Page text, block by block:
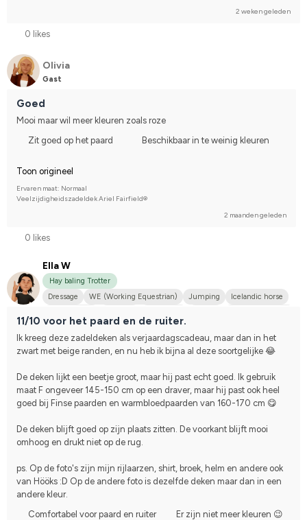
2 weken geleden
0 likes
Olivia
Gast
Goed
Mooi maar wil meer kleuren zoals roze
Zit goed op het paard
Beschikbaar in te weinig kleuren
Toon origineel
Ervaren maat: Normaal
Veelzijdigheidszadeldek Ariel Fairfield®
2 maanden geleden
0 likes
Ella W
Hay baling Trotter
Dressage
WE (Working Equestrian) Jumping
Icelandic horse
Finskt kallblod
11/10 voor het paard en de ruiter.
Ik kreeg deze zadeldeken als verjaardagscadeau, maar dan in het
zwart met beige randen, en nu heb ik bijna al deze soortgelijke 😂
De deken lijkt een beetje groot, maar hij past echt goed. Ik gebruik
maat F ongeveer 145-150 cm op een draver, maar hij past ook heel
goed bij Finse paarden en warmbloedpaarden van 160-170 cm 😋
De deken blijft goed op zijn plaats zitten. De voorkant blijft mooi
omhoog en drukt niet op de rug.
ps. Op de foto's zijn mijn rijlaarzen, shirt, broek, helm en andere ook
van Hööks :D Op de andere foto is dezelfde deken maar dan in een
andere kleur.
Comfortabel voor paard en ruiter
Er zijn niet meer kleuren 😉